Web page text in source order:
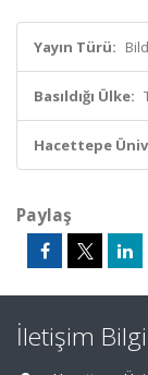
Yayın Türü:
Basıldığı Ülke:
Hacettepe
Paylaş
İletişim